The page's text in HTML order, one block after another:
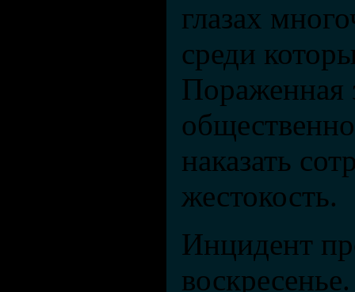
глазах
среди
Пораженная
наказать
жестокость.
Инцидент